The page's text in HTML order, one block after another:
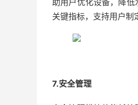
助用户优化设备，降
关键指标，支持用户制
7.安全管理